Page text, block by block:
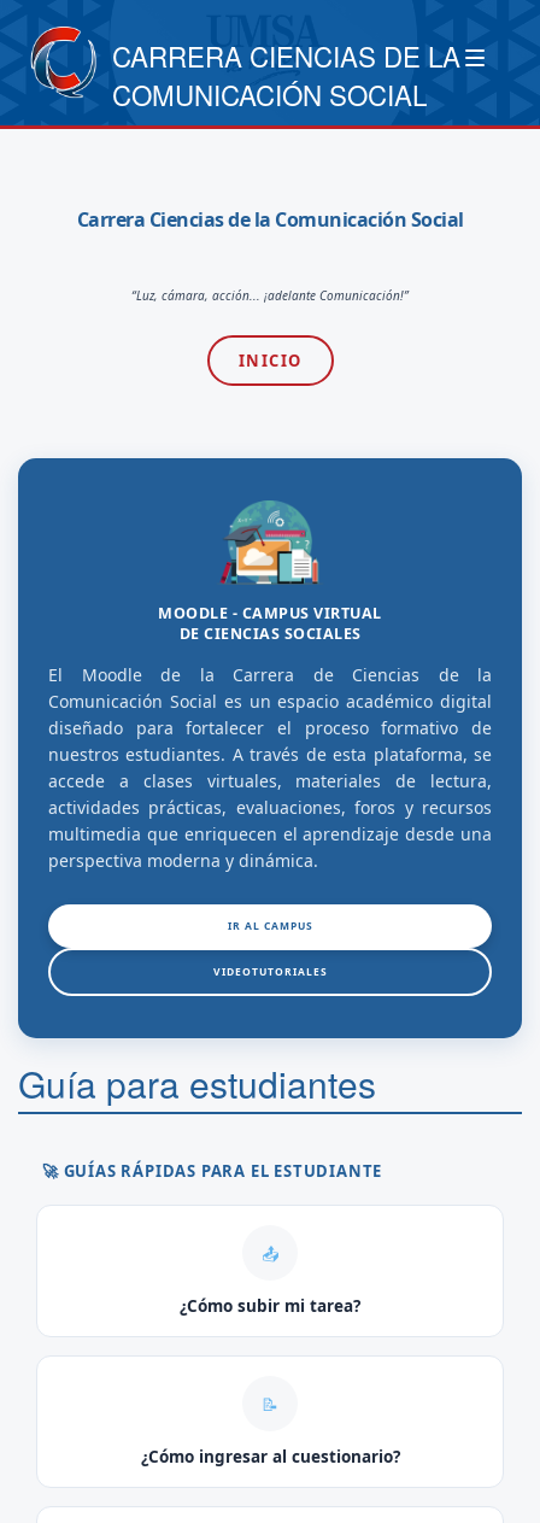
CARRERA CIENCIAS DE LA
COMUNICACIÓN SOCIAL
Carrera Ciencias de la Comunicación Social
“Luz, cámara, acción... ¡adelante Comunicación!”
INICIO
MOODLE - CAMPUS VIRTUAL
DE CIENCIAS SOCIALES
El Moodle de la Carrera de Ciencias de la
Comunicación Social es un espacio académico digital
diseñado para fortalecer el proceso formativo de
nuestros estudiantes. A través de esta plataforma, se
accede a clases virtuales, materiales de lectura,
actividades prácticas, evaluaciones, foros y recursos
multimedia que enriquecen el aprendizaje desde una
perspectiva moderna y dinámica.
IR AL CAMPUS
VIDEOTUTORIALES
Guía para estudiantes
🚀 GUÍAS RÁPIDAS PARA EL ESTUDIANTE
📤
¿Cómo subir mi tarea?
📝
¿Cómo ingresar al cuestionario?